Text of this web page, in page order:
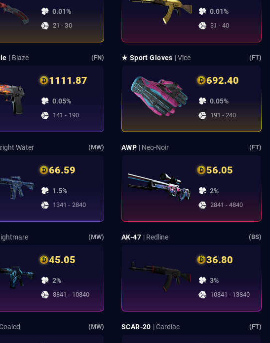
0.01%
21 - 30
0.01%
31 - 40
| Blaze (FN)
1111.87
0.05%
141 - 190
★ Sport Gloves | Vice (FT)
692.40
0.05%
191 - 240
Water (MW)
66.59
1.5%
1341 - 2840
AWP | Neo-Noir (FT)
56.05
2%
2841 - 4840
(MW)
45.05
2%
8841 - 10840
AK-47 | Redline (BS)
36.80
3%
10841 - 13840
(MW) SCAR-20 | Cardiac (FT)